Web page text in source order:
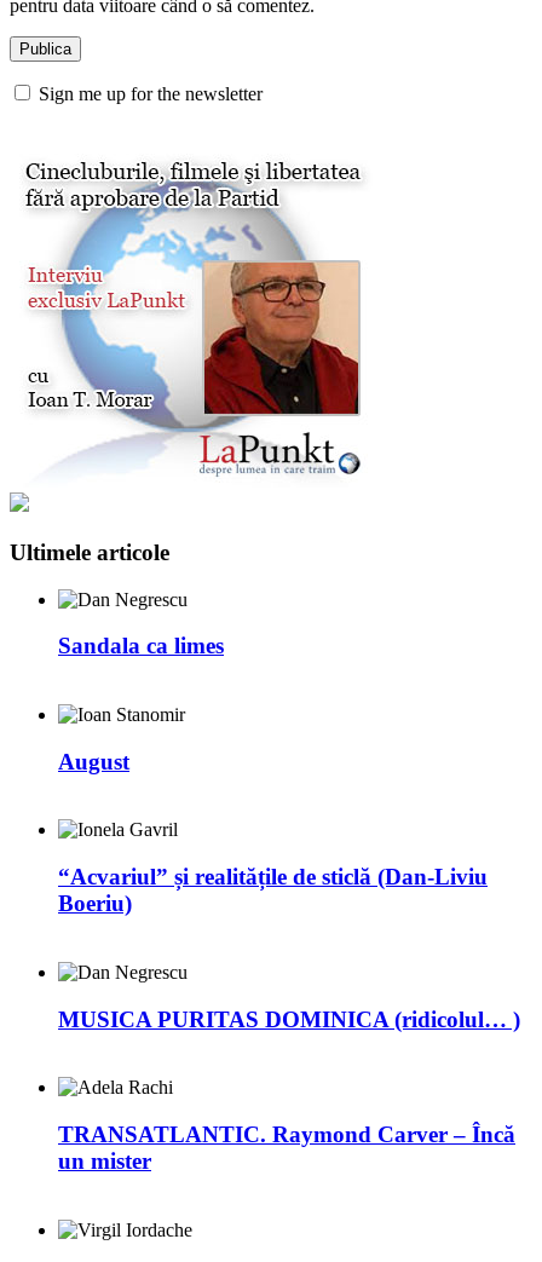
pentru data viitoare când o să comentez.
Sign me up for the newsletter
Ultimele articole
Sandala ca limes
August
“Acvariul” și realitățile de sticlă (Dan-Liviu
Boeriu)
MUSICA PURITAS DOMINICA (ridicolul… )
TRANSATLANTIC. Raymond Carver – Încă
un mister